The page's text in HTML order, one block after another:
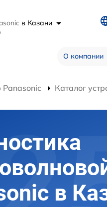
в Казани
О компании
Каталог
в